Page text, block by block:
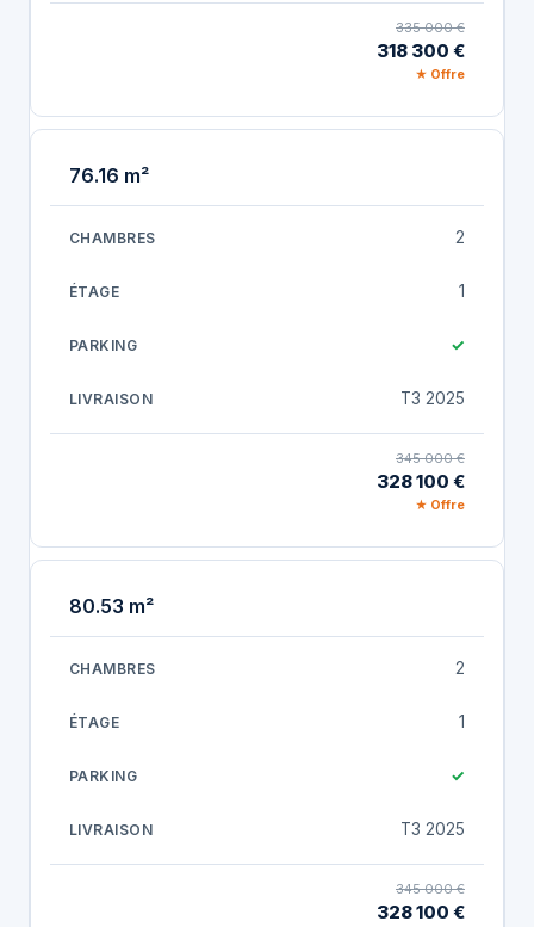
335 000 €
318 300 €
★ Offre
76.16 m²
2
1
✓
T3 2025
345 000 €
328 100 €
★ Offre
80.53 m²
2
1
✓
T3 2025
345 000 €
328 100 €